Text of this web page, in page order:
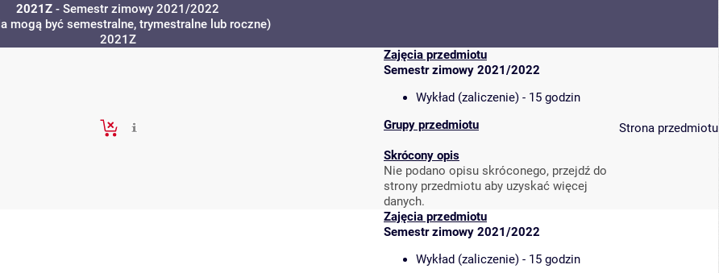
2021Z - Semestr zimowy 2021/2022
mogą być semestralne, trymestralne lub roczne)
2021Z
Zajęcia przedmiotu
Semestr zimowy 2021/2022
Wykład (zaliczenie) - 15 godzin
Grupy przedmiotu
Skrócony opis
Nie podano opisu skróconego, przejdź do
strony przedmiotu aby uzyskać więcej
danych.
Strona przedmiotu
Zajęcia przedmiotu
Semestr zimowy 2021/2022
Wykład (zaliczenie) - 15 godzin